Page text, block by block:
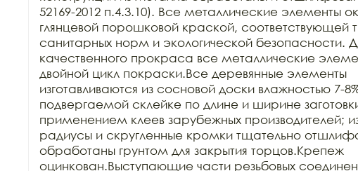
52169-2012 п.4.3.10). Все металлические элементы
глянцевой порошковой краской, соответствующей
санитарных норм и экологической безопасности.
качественного прокраса все металлические
двойной цикл покраски.Все деревянные элементы
изготавливаются из сосновой доски влажностью 7-
подвергаемой склейке по длине и ширине
применением клеев зарубежных производителей;
радиусы и скругленные кромки тщательно
обработаны грунтом для закрытия торцов.Крепеж
оцинкован.Выступающие части резьбовых